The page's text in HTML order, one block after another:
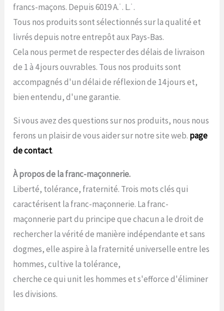
francs-maçons. Depuis 6019 A.˙. L.˙.
Tous nos produits sont sélectionnés sur la qualité et
livrés depuis notre entrepôt aux Pays-Bas.
Cela nous permet de respecter des délais de livraison
de 1 à 4 jours ouvrables. Tous nos produits sont
accompagnés d'un délai de réflexion de 14 jours et,
bien entendu, d'une garantie.
Si vous avez des questions sur nos produits, nous nous
ferons un plaisir de vous aider sur notre site web. page
de contact.
À propos de la franc-maçonnerie.
Liberté, tolérance, fraternité. Trois mots clés qui
caractérisent la franc-maçonnerie. La franc-
maçonnerie part du principe que chacun a le droit de
rechercher la vérité de manière indépendante et sans
dogmes, elle aspire à la fraternité universelle entre les
hommes, cultive la tolérance,
cherche ce qui unit les hommes et s'efforce d'éliminer
les divisions.